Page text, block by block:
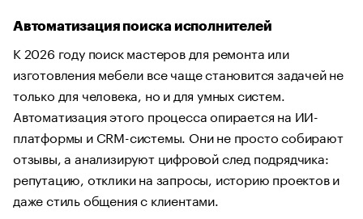
Автоматизация поиска исполнителей
К 2026 году поиск мастеров для ремонта или
изготовления мебели все чаще становится задачей не
только для человека, но и для умных систем.
Автоматизация этого процесса опирается на ИИ-
платформы и CRM-системы. Они не просто собирают
отзывы, а анализируют цифровой след подрядчика:
репутацию, отклики на запросы, историю проектов и
даже стиль общения с клиентами.